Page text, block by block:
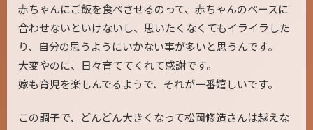
赤ちゃんにご飯を食べさせるのって、赤ちゃんのペースに
合わせないといけないし、思いたくなくてもイライラした
り、自分の思うようにいかない事が多いと思うんです。
大変やのに、日々育ててくれて感謝です。
嫁も育児を楽しんでるようで、それが一番嬉しいです。
この調子で、どんどん大きくなって松岡修造さんは越えな